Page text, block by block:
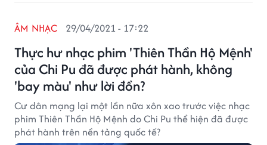
Thực hư nhạc phim 'Thiên Thần Hộ Mệnh'
của Chi Pu đã được phát hành, không
'bay màu' như lời đồn?
ÂM NHẠC 29/04/2021 - 17:22
Cư dân mạng lại một lần nữa xôn xao trước việc nhạc
phim Thiên Thần Hộ Mệnh do Chi Pu thể hiện đã được
phát hành trên nền tảng quốc tế?